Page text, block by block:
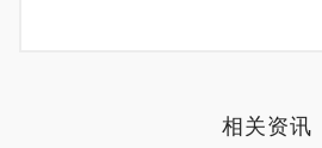
相关资讯